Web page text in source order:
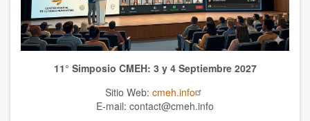
Natural sciences
Sciences
Culture11° Simposio CMEH: 3 y 4 Septiembre 2027
Sitio Web: cmeh.info
E-mail: contact@cmeh.info